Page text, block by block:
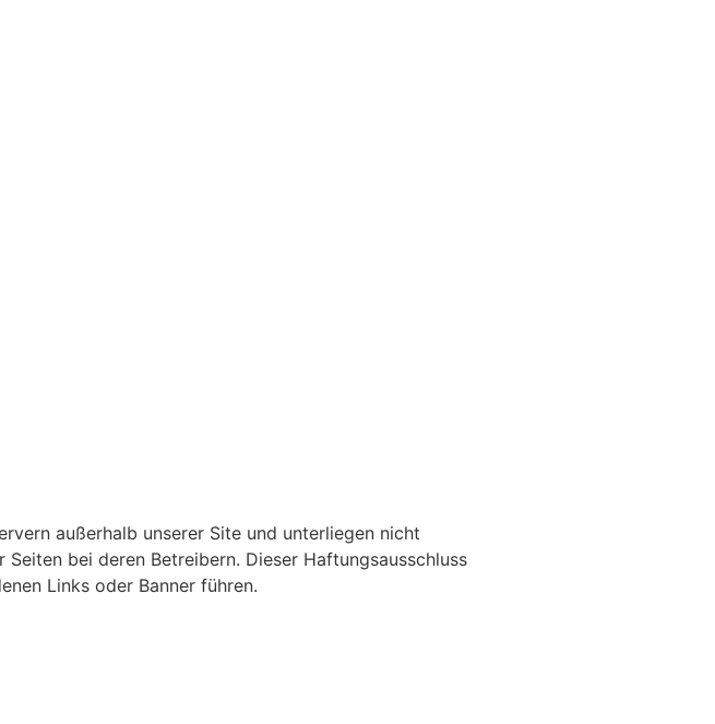
außerhalb unserer Site und unterliegen nicht
bei deren Betreibern. Dieser Haftungsausschluss
Links oder Banner führen.